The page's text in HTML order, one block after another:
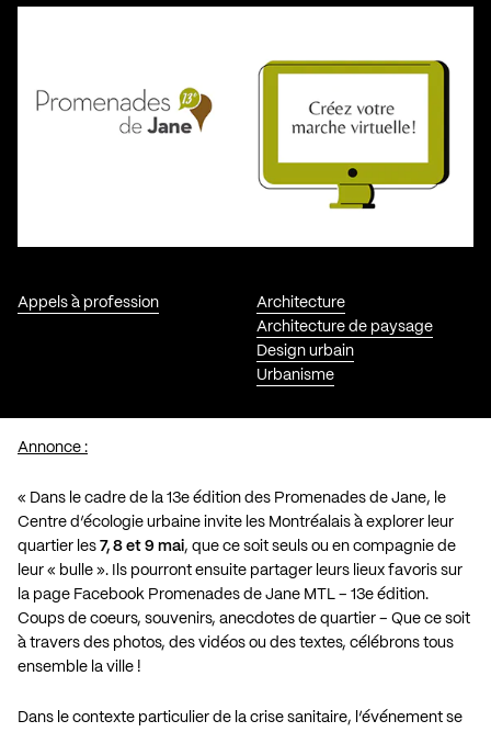
Appels à profession
Architecture
Architecture de paysage
Design urbain
Urbanisme
Annonce :
« Dans le cadre de la 13e édition des Promenades de Jane, le
Centre d’écologie urbaine invite les Montréalais à explorer leur
quartier les 7, 8 et 9 mai, que ce soit seuls ou en compagnie de
leur « bulle ». Ils pourront ensuite partager leurs lieux favoris sur
la page Facebook Promenades de Jane MTL – 13e édition.
Coups de coeurs, souvenirs, anecdotes de quartier – Que ce soit
à travers des photos, des vidéos ou des textes, célébrons tous
ensemble la ville !
Dans le contexte particulier de la crise sanitaire, l’événement se